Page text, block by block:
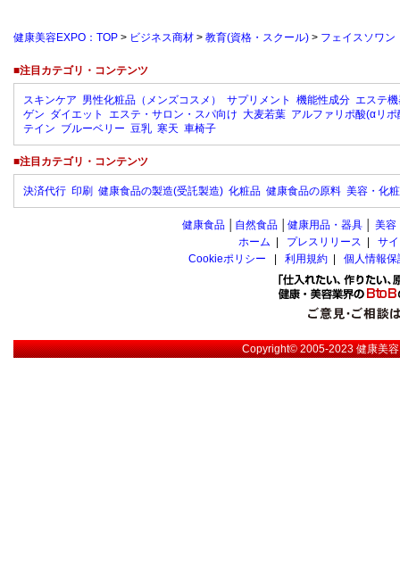
健康美容EXPO：TOP > ビジネス商材 > 教育(資格・スクール) > フェイスソワ
■注目カテゴリ・コンテンツ
スキンケア 男性化粧品（メンズコスメ） サプリメント 機能性成分 エステ
ゲン ダイエット エステ・サロン・スパ向け 大麦若葉 アルファリポ酸(αリポ
テイン ブルーベリー 豆乳 寒天 車椅子
■注目カテゴリ・コンテンツ
決済代行 印刷 健康食品の製造(受託製造) 化粧品 健康食品の原料 美容・化
健康食品 自然食品 健康用品・器具 美容
ホーム
プレスリリース
サ
Cookieポリシー
利用規約 個人情報
Copyright© 2005-2023健康美